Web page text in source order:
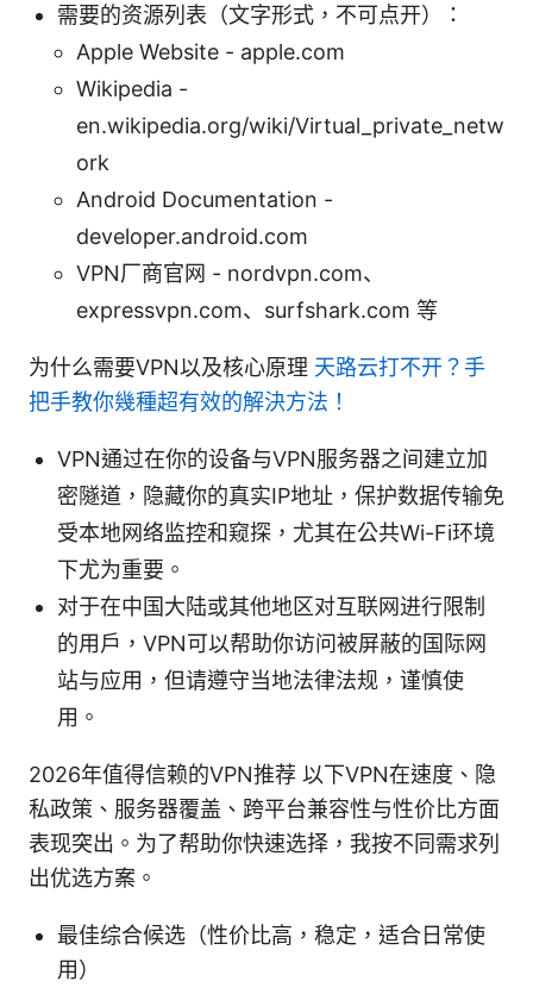
需要的资源列表（文字形式，不可点开）：
Apple Website - apple.com
Wikipedia -
en.wikipedia.org/wiki/Virtual_private_netw
ork
Android Documentation -
developer.android.com
VPN厂商官网 - nordvpn.com、
expressvpn.com、surfshark.com 等
为什么需要VPN以及核心原理 天路云打不开？手
把手教你幾種超有效的解決方法！
VPN通过在你的设备与VPN服务器之间建立加
密隧道，隐藏你的真实IP地址，保护数据传输免
受本地网络监控和窥探，尤其在公共Wi-Fi环境
下尤为重要。
对于在中国大陆或其他地区对互联网进行限制
的用户，VPN可以帮助你访问被屏蔽的国际网
站与应用，但请遵守当地法律法规，谨慎使
用。
2026年值得信赖的VPN推荐 以下VPN在速度、隐
私政策、服务器覆盖、跨平台兼容性与性价比方面
表现突出。为了帮助你快速选择，我按不同需求列
出优选方案。
最佳综合候选（性价比高，稳定，适合日常使
用）